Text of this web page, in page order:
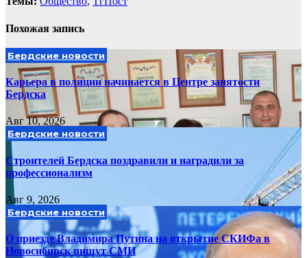
Похожая запись
Бердские новости
Карьера в полиции начинается в Центре занятости
Бердска
Авг 10, 2026
Бердские новости
Строителей Бердска поздравили и наградили за
профессионализм
Авг 9, 2026
Бердские новости
О приезде Владимира Путина на открытие СКИФа в
Новосибирск пишут СМИ